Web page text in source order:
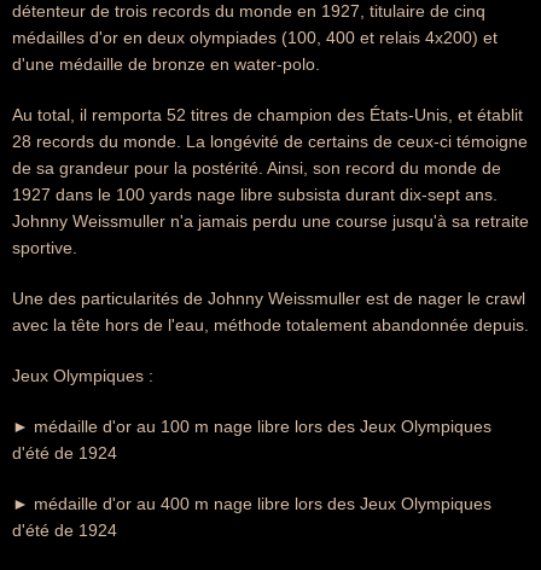
détenteur de trois records du monde en 1927, titulaire de cinq
médailles d'or en deux olympiades (100, 400 et relais 4x200) et
d'une médaille de bronze en water-polo.
Au total, il remporta 52 titres de champion des États-Unis, et établit
28 records du monde. La longévité de certains de ceux-ci témoigne
de sa grandeur pour la postérité. Ainsi, son record du monde de
1927 dans le 100 yards nage libre subsista durant dix-sept ans.
Johnny Weissmuller n'a jamais perdu une course jusqu'à sa retraite
sportive.
Une des particularités de Johnny Weissmuller est de nager le crawl
avec la tête hors de l'eau, méthode totalement abandonnée depuis.
Jeux Olympiques :
► médaille d'or au 100 m nage libre lors des Jeux Olympiques
d'été de 1924
► médaille d'or au 400 m nage libre lors des Jeux Olympiques
d'été de 1924